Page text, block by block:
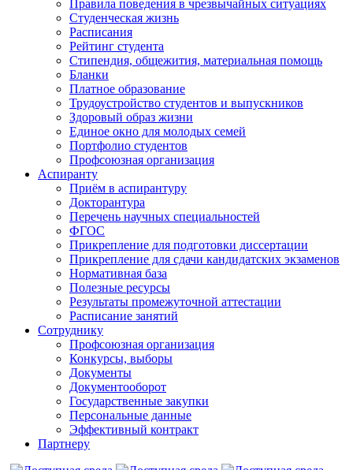
Правила поведения в чрезвычайных ситуациях
Студенческая жизнь
Расписания
Рейтинг студента
Стипендия, общежития, материальная помощь
Бланки
Платное образование
Трудоустройство студентов и выпускников
Здоровый образ жизни
Единое окно для молодых семей
Портфолио студентов
Профсоюзная организация
Аспиранту
Приём в аспирантуру
Докторантура
Перечень научных специальностей
ФГОС
Прикрепление для подготовки диссертации
Прикрепление для сдачи кандидатских экзаменов
Нормативная база
Полезные ресурсы
Результаты промежуточной аттестации
Расписание занятий
Сотруднику
Профсоюзная организация
Конкурсы, выборы
Документы
Документооборот
Государственные закупки
Персональные данные
Эффективный контракт
Партнеру